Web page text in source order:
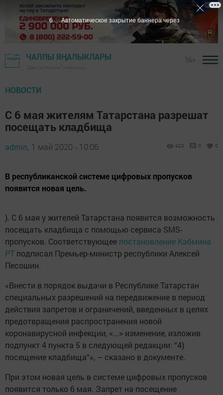
ЧАЛЛЫ ЯҢАЛЫКЛАРЫ
НОВОСТИ
С 6 мая жителям Татарстана разрешат
посещать кладбища
admin, 1 май 2020 - 10:06 423 0 0
В республиканской системе цифровых пропусков
появится новая цель.
). С 6 мая у жителей Татарстана появится возможность
посещать кладбища с помощью сервиса SMS-
пропусков. Соответствующее постановление Кабмина
РТ подписал Премьер-министр республики Алексей
Песошин.
«Внести в порядок выдачи в Республике Татарстан
специальных разрешений на передвижение в период
действия запретов и ограничений, введенных в целях
предотвращения распространения новой
коронавирусной инфекции, <...> изменение, изложив
подпункт 4 пункта 5 в следующей редакции: “4)
посещение кладбища“», – сказано в документе.
При этом новая цель в системе цифровых пропусков
появится только 6 мая. Запрет на посещение
5 Автоматическое закрытие баннера через